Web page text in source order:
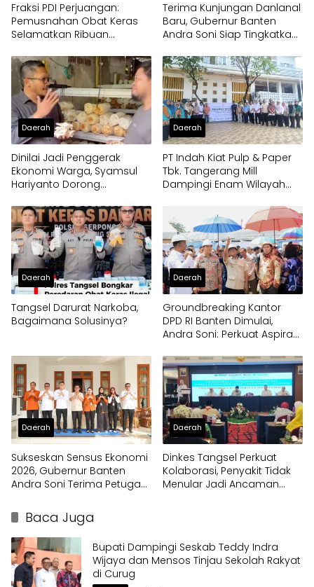
Fraksi PDI Perjuangan:
Pemusnahan Obat Keras
Selamatkan Ribuan
Terima Kunjungan Danlanal
Baru, Gubernur Banten
Andra Soni Siap Tingkatkan
Daerah
Dinilai Jadi Penggerak
Ekonomi Warga, Syamsul
Hariyanto Dorong
Jamur Crispy di Serpong
Daerah
PT Indah Kiat Pulp & Paper
Tbk. Tangerang Mill
Dampingi Enam Wilayah
Daerah
Tangsel Darurat Narkoba,
Bagaimana Solusinya?
Daerah
Groundbreaking Kantor
DPD RI Banten Dimulai,
Andra Soni: Perkuat Aspirasi
Daerah
Sukseskan Sensus Ekonomi
2026, Gubernur Banten
Andra Soni Terima Petugas
Daerah
Dinkes Tangsel Perkuat
Kolaborasi, Penyakit Tidak
Menular Jadi Ancaman
Baca Juga
Bupati Dampingi Seskab Teddy Indra
Wijaya dan Mensos Tinjau Sekolah Rakyat
di Curug